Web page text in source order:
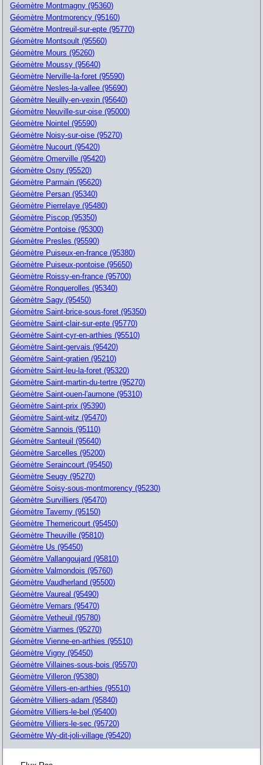
Géomètre Montmagny (95360)
Géomètre Montmorency (95160)
Géomètre Montreuil-sur-epte (95770)
Géomètre Montsoult (95560)
Géomètre Mours (95260)
Géomètre Moussy (95640)
Géomètre Nerville-la-foret (95590)
Géomètre Nesles-la-vallee (95690)
Géomètre Neuilly-en-vexin (95640)
Géomètre Neuville-sur-oise (95000)
Géomètre Nointel (95590)
Géomètre Noisy-sur-oise (95270)
Géomètre Nucourt (95420)
Géomètre Omerville (95420)
Géomètre Osny (95520)
Géomètre Parmain (95620)
Géomètre Persan (95340)
Géomètre Pierrelaye (95480)
Géomètre Piscop (95350)
Géomètre Pontoise (95300)
Géomètre Presles (95590)
Géomètre Puiseux-en-france (95380)
Géomètre Puiseux-pontoise (95650)
Géomètre Roissy-en-france (95700)
Géomètre Ronquerolles (95340)
Géomètre Sagy (95450)
Géomètre Saint-brice-sous-foret (95350)
Géomètre Saint-clair-sur-epte (95770)
Géomètre Saint-cyr-en-arthies (95510)
Géomètre Saint-gervais (95420)
Géomètre Saint-gratien (95210)
Géomètre Saint-leu-la-foret (95320)
Géomètre Saint-martin-du-tertre (95270)
Géomètre Saint-ouen-l'aumone (95310)
Géomètre Saint-prix (95390)
Géomètre Saint-witz (95470)
Géomètre Sannois (95110)
Géomètre Santeuil (95640)
Géomètre Sarcelles (95200)
Géomètre Seraincourt (95450)
Géomètre Seugy (95270)
Géomètre Soisy-sous-montmorency (95230)
Géomètre Survilliers (95470)
Géomètre Taverny (95150)
Géomètre Themericourt (95450)
Géomètre Theuville (95810)
Géomètre Us (95450)
Géomètre Vallangoujard (95810)
Géomètre Valmondois (95760)
Géomètre Vaudherland (95500)
Géomètre Vaureal (95490)
Géomètre Vemars (95470)
Géomètre Vetheuil (95780)
Géomètre Viarmes (95270)
Géomètre Vienne-en-arthies (95510)
Géomètre Vigny (95450)
Géomètre Villaines-sous-bois (95570)
Géomètre Villeron (95380)
Géomètre Villers-en-arthies (95510)
Géomètre Villiers-adam (95840)
Géomètre Villiers-le-bel (95400)
Géomètre Villiers-le-sec (95720)
Géomètre Wy-dit-joli-village (95420)